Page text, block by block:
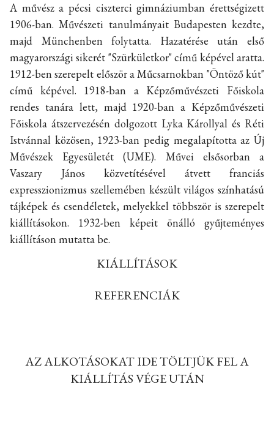
A művész a pécsi ciszterci gimnáziumban érettségizett
1906-ban. Művészeti tanulmányait Budapesten kezdte,
majd Münchenben folytatta. Hazatérése után első
magyarországi sikerét "Szürkületkor" című képével aratta.
1912-ben szerepelt először a Műcsarnokban "Öntöző kút"
című képével. 1918-ban a Képzőművészeti Főiskola
rendes tanára lett, majd 1920-ban a Képzőművészeti
Főiskola átszervezésén dolgozott Lyka Károllyal és Réti
Istvánnal közösen, 1923-ban pedig megalapította az Új
Művészek Egyesületét (UME). Művei elsősorban a
Vaszary János közvetítésével átvett franciás
expresszionizmus szellemében készült világos színhatású
tájképek és csendéletek, melyekkel többször is szerepelt
kiállításokon. 1932-ben képeit önálló gyűjteményes
kiállításon mutatta be.
KIÁLLÍTÁSOK
REFERENCIÁK
AZ ALKOTÁSOKAT IDE TÖLTJÜK FEL A
KIÁLLÍTÁS VÉGE UTÁN